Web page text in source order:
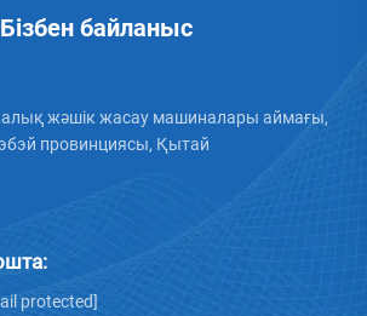
Бізбен байланыс
жәшік жасау машиналары аймағы,
провинциясы, Қытай
protected]